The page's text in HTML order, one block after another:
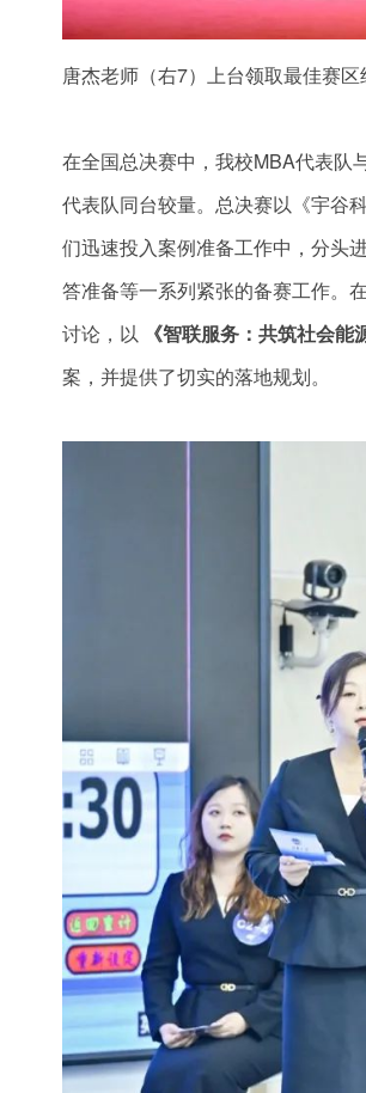
唐杰老师（右7）上台领取最佳赛
在全国总决赛中，我校MBA代表队
代表队同台较量。总决赛以《宇谷
们迅速投入案例准备工作中，分头
答准备等一系列紧张的备赛工作。
讨论，以
《智联服务：共筑社会能
案，并提供了切实的落地规划。